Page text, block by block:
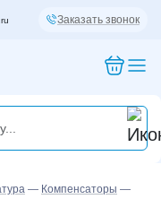
Заказать звонок
— Компенсаторы —